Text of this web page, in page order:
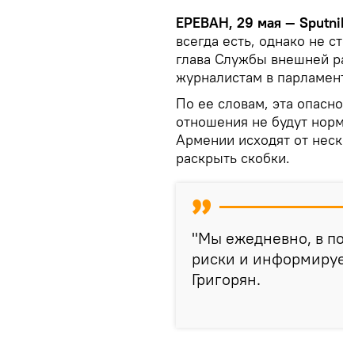
ЕРЕВАН, 29 мая —
всегда есть, однако не
глава Службы внешней
журналистам в
По ее словам, эта
отношения не будут
Армении исходят от
раскрыть скобки.
"Мы ежедневно, в
риски и
Григорян.